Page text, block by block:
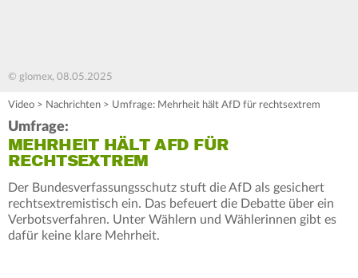
© glomex, 08.05.2025
Video > Nachrichten > Umfrage: Mehrheit hält AfD für rechtsextrem
Umfrage:
MEHRHEIT HÄLT AFD FÜR
RECHTSEXTREM
Der Bundesverfassungsschutz stuft die AfD als gesichert
rechtsextremistisch ein. Das befeuert die Debatte über ein
Verbotsverfahren. Unter Wählern und Wählerinnen gibt es
dafür keine klare Mehrheit.